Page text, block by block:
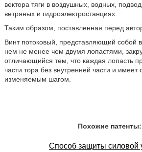
вектора тяги в воздушных, водных,
ветряных и гидроэлектростанциях.
Таким образом, поставленная перед
Винт потоковый, представляющий собой
нем не менее чем двумя лопастями,
отличающийся тем, что каждая лопасть
части тора без внутренней части и
изменяемым шагом.
Похожие патенты:
Способ защиты силовой